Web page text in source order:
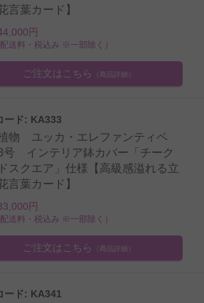
言葉カード】
円
配送料・税込み ※一部除く）
ご注文はこちら （商品詳細）
ード: KA333
物 ユッカ・エレファンティペ
インテリア鉢カバー「チーク
スクエア」仕様【高級感溢れる立
言葉カード】
円
配送料・税込み ※一部除く）
ご注文はこちら （商品詳細）
ード: KA341